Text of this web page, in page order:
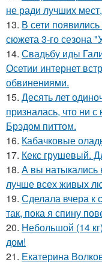
не ради лучших
13. В сети
сюжета 3-го сезона
14. Свадьбу иды
Осетии интернет
обвинениями.
15. Десять лет
призналась, что ни
Брэдом питтом.
16. Кабачковые
17. Кекс грушевый.
18. А вы натыкались
лучше всех живых
19. Сделала вчера к
так, пока я спину
20. Небольшой (14
дом!
21. Екатерина